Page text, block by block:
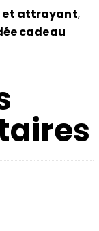
et attrayant,
cadeau